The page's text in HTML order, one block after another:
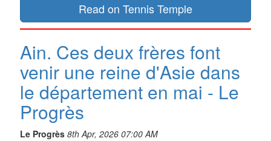
Read on Tennis Temple
Ain. Ces deux frères font
venir une reine d'Asie dans
le département en mai - Le
Progrès
Le Progrès 8th Apr, 2026 07:00 AM